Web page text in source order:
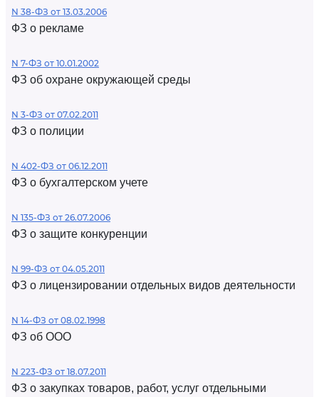
N 38-ФЗ от 13.03.2006
ФЗ о рекламе
N 7-ФЗ от 10.01.2002
ФЗ об охране окружающей среды
N 3-ФЗ от 07.02.2011
ФЗ о полиции
N 402-ФЗ от 06.12.2011
ФЗ о бухгалтерском учете
N 135-ФЗ от 26.07.2006
ФЗ о защите конкуренции
N 99-ФЗ от 04.05.2011
ФЗ о лицензировании отдельных видов деятельности
N 14-ФЗ от 08.02.1998
ФЗ об ООО
N 223-ФЗ от 18.07.2011
ФЗ о закупках товаров, работ, услуг отдельными